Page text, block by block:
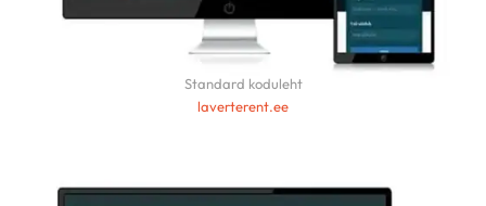
Standard koduleht
laverterent.ee